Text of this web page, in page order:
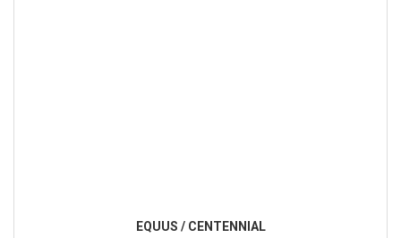
EQUUS / CENTENNIAL